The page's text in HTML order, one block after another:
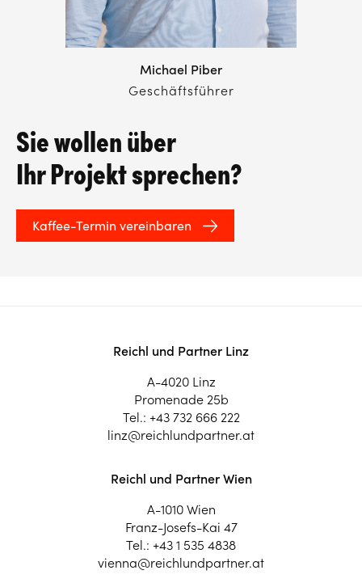
Sie wollen über
Ihr Projekt sprechen?
Kaffee-Termin vereinbaren
Michael Piber
Geschäftsführer
Reichl und Partner Linz
A-4020 Linz
Promenade 25b
Tel.: +43 732 666 222
linz@reichlundpartner.at
Reichl und Partner Wien
A-1010 Wien
Franz-Josefs-Kai 47
Tel.: +43 1 535 4838
vienna@reichlundpartner.at